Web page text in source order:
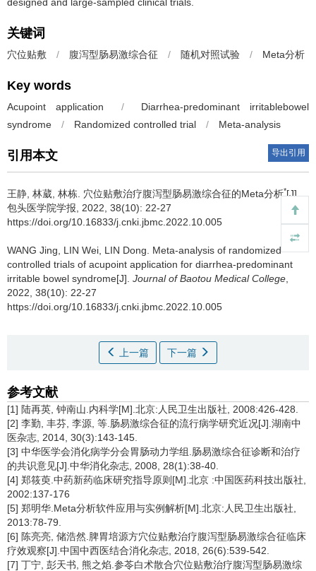
关键词
穴位贴敷 / 腹泻型肠易激综合征 / 随机对照试验 / Meta分析
Key words
Acupoint application /
Diarrhea-predominant irritablebowel
syndrome
/ Randomized controlled trial / Meta-analysis
引用本文 导出引用
王静, 林葳, 林栋. 穴位贴敷治疗腹泻型肠易激综合征的Meta分析*[J].
包头医学院学报, 2022, 38(10): 22-27
https://doi.org/10.16833/j.cnki.jbmc.2022.10.005
WANG Jing, LIN Wei, LIN Dong. Meta-analysis of randomized
controlled trials of acupoint application for diarrhea-predominant
irritable bowel syndrome[J]. Journal of Baotou Medical College
2022, 38(10): 22-27
https://doi.org/10.16833/j.cnki.jbmc.2022.10.005
上一篇 下一篇
参考文献
[1] 陆再英, 钟南山.内科学[M].北京:人民卫生出版社, 2008:426-428.
[2] 李勤, 丰芬, 李源, 等.肠易激综合征的流行病学研究近况[J].湖南中
医杂志, 2014, 30(3):143-145.
[3] 中华医学会消化病学分会胃肠动力学组.肠易激综合征诊断和治疗
的共识意见[J].中华消化杂志, 2008, 28(1):38-40.
[4] 郑筱萸.中药新药临床研究指导原则[M].北京 :中国医药科技出版社,
2002:137-176
[5] 郑明华.Meta分析软件应用与实例解析[M].北京:人民卫生出版社,
2013:78-79.
[6] 陈亮亮, 储浩然.脾胃培源方穴位贴敷治疗腹泻型肠易激综合征临床
疗效观察[J].中国中西医结合消化杂志, 2018, 26(6):539-542.
[7] 丁宁, 彭天书, 熊之焰.参苓白术散合穴位贴敷治疗腹泻型肠易激综